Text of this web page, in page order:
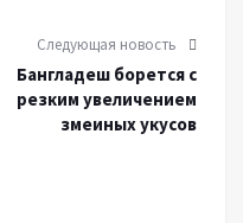
Следующая новость
Бангладеш борется с
резким увеличением
змеиных укусов